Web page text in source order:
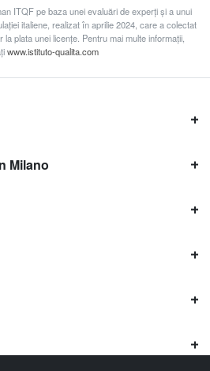
ITQF pe baza unei evaluări de experți și a unui
italiene, realizat în aprilie 2024, care a colectat
plata unei licențe. Pentru mai multe informații,
www.istituto-qualita.com
Milano